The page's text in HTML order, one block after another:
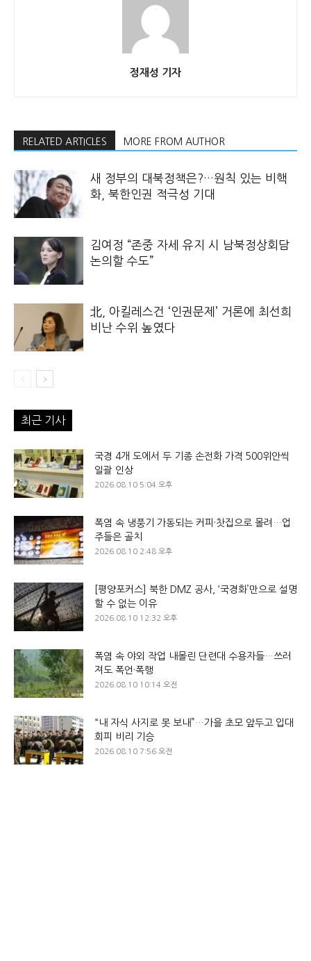
정재성 기자
RELATED ARTICLES MORE FROM AUTHOR
새 정부의 대북정책은?…원칙 있는 비핵
화, 북한인권 적극성 기대
김여정 “존중 자세 유지 시 남북정상회담
논의할 수도”
北, 아킬레스건 ‘인권문제’ 거론에 최선희
비난 수위 높였다
최근 기사
국경 4개 도에서 두 기종 손전화 가격 500위안씩
일괄 인상
2026.08.10 5:04 오후
폭염 속 냉풍기 가동되는 커피·찻집으로 몰려…업
주들은 골치
2026.08.10 2:48 오후
[평양포커스] 북한 DMZ 공사, ‘국경화’만으로 설명
할 수 없는 이유
2026.08.10 12:32 오후
폭염 속 야외 작업 내몰린 단련대 수용자들…쓰러
져도 폭언·폭행
2026.08.10 10:14 오전
“내 자식 사지로 못 보내”…가을 초모 앞두고 입대
회피 비리 기승
2026.08.10 7:56 오전